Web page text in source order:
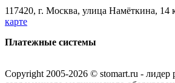
117420, г. Москва, улица Намёткина, 14
карте
Платежные системы
Copyright 2005-2026 © stomart.ru -